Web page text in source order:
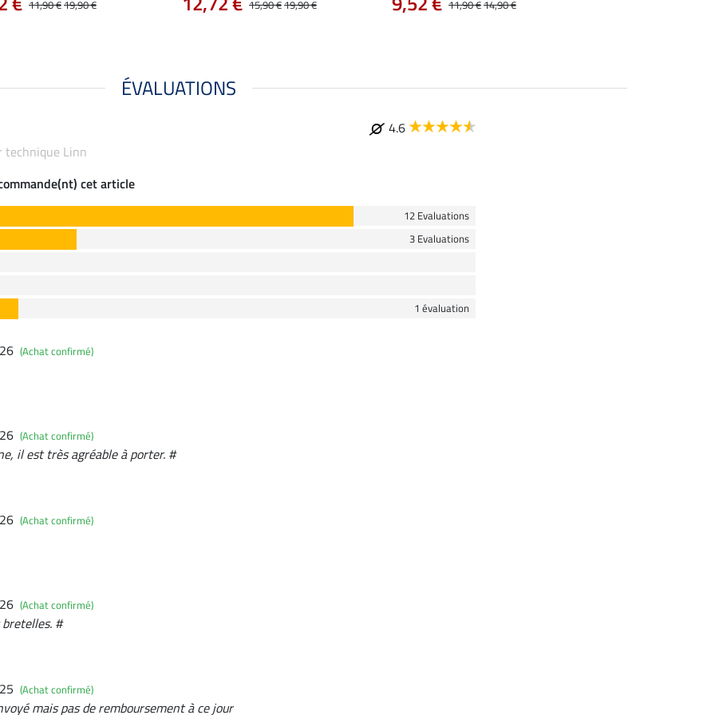
11,90 €19,90 € 15,90 €19,90 € 11,90 €14,90 €
ÉVALUATIONS
4.6
technique Linn
cet article
12 Evaluations
3 Evaluations
1 évaluation
(Achat confirmé)
(Achat confirmé)
il est très agréable à porter. #
(Achat confirmé)
(Achat confirmé)
#
(Achat confirmé)
mais pas de remboursement à ce jour